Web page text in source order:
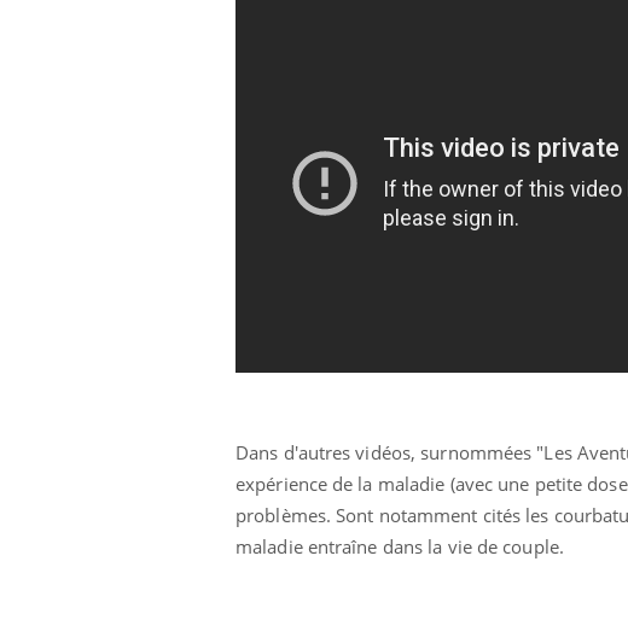
Dans d'autres vidéos, surnommées "Les
expérience de la maladie (avec une petite
problèmes. Sont notamment cités les
maladie entraîne dans la vie de couple.